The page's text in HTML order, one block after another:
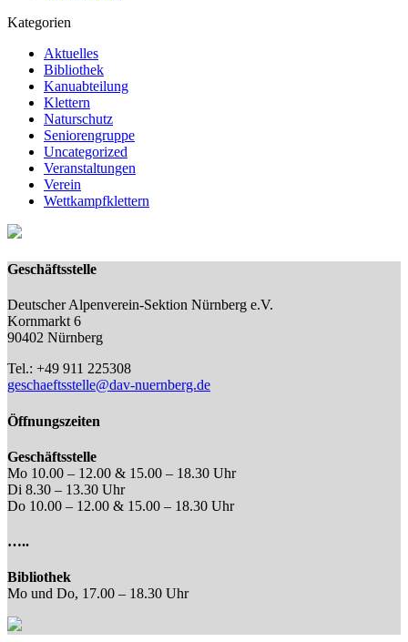
Kategorien
Aktuelles
Bibliothek
Kanuabteilung
Klettern
Naturschutz
Seniorengruppe
Uncategorized
Veranstaltungen
Verein
Wettkampfklettern
Geschäftsstelle
Deutscher Alpenverein-Sektion Nürnberg e.V.
Kornmarkt 6
90402 Nürnberg
Tel.: +49 911 225308
geschaeftsstelle@dav-nuernberg.de
Öffnungszeiten
Geschäftsstelle
Mo 10.00 – 12.00 & 15.00 – 18.30 Uhr
Di 8.30 – 13.30 Uhr
Do 10.00 – 12.00 & 15.00 – 18.30 Uhr
…..
Bibliothek
Mo und Do, 17.00 – 18.30 Uhr